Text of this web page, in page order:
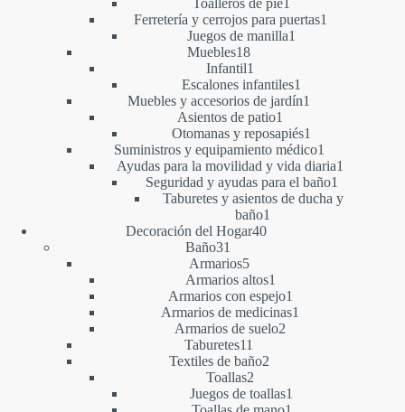
Toalleros de pie1
producto
Ferretería y cerrojos para puertas1
Juegos de manilla1
Muebles1818
productos
Infantil1
producto
Escalones infantiles1
producto
Muebles y accesorios de jardín1
Asientos de patio1
producto
Otomanas y reposapiés1
producto
Suministros y equipamiento médico1
producto
Ayudas para la movilidad y vida diaria1
Seguridad y ayudas para el baño1
producto
Taburetes y asientos de ducha y
baño1
Decoración del Hogar4040
Baño31
productos
Armarios55
productos
Armarios altos1
producto
Armarios con espejo1
producto
Armarios de medicinas1
Armarios de suelo2
Taburetes11
productos
Textiles de baño22
Toallas2
productos
Juegos de toallas1